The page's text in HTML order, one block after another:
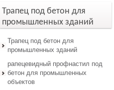
Трапец под бетон для
промышленных зданий
Трапец под бетон для
промышленных зданий
рапецевидный профнастил под
бетон для промышленных
объектов